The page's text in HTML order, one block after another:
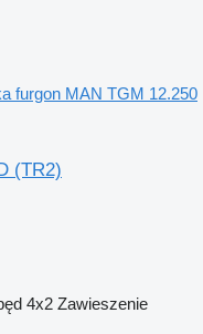
furgon MAN TGM 12.250
(TR2)
4x2 Zawieszenie